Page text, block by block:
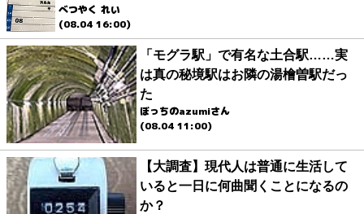
べつやく れい
(08.04 16:00)
「モグラ駅」で有名な土合駅……実
は真の秘境駅はお隣の湯檜曽駅だっ
た
ぼっちのazumiさん
(08.04 11:00)
【大調査】現代人は普通に生活して
いると一日に何曲聞くことになるの
か？